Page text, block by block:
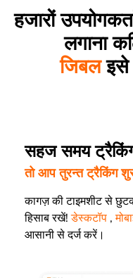
हजारों
लगाना
जिबलइसे
सहज समय
तो आप तुरन्त ट्रैकिंग
कागज़ की टाइमशीट से
हिसाब रखें!डेस्कटॉप ,
आसानी से दर्ज करें।